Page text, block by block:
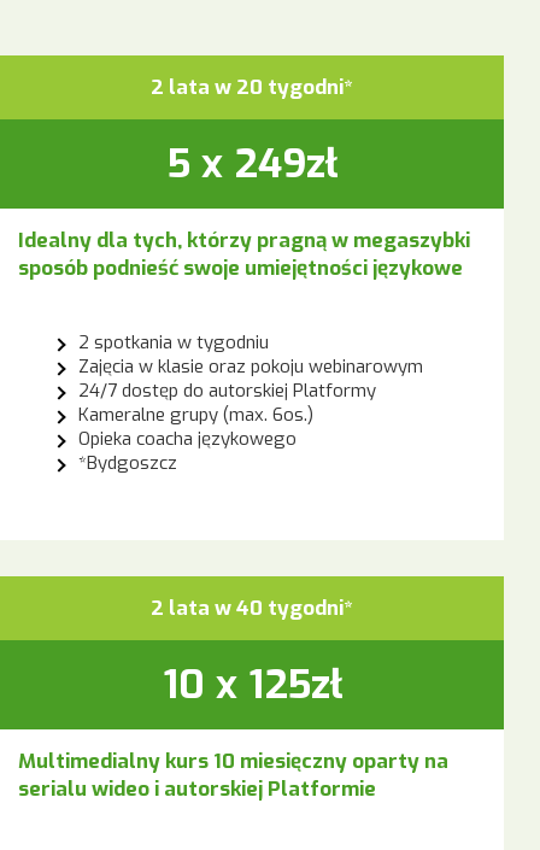
2 lata w 20 tygodni*
5 x 249zł
Idealny dla tych, którzy pragną w megaszybki
sposób podnieść swoje umiejętności językowe
2 spotkania w tygodniu
Zajęcia w klasie oraz pokoju webinarowym
24/7 dostęp do autorskiej Platformy
Kameralne grupy (max. 6os.)
Opieka coacha językowego
*Bydgoszcz
2 lata w 40 tygodni*
10 x 125zł
Multimedialny kurs 10 miesięczny oparty na
serialu wideo i autorskiej Platformie